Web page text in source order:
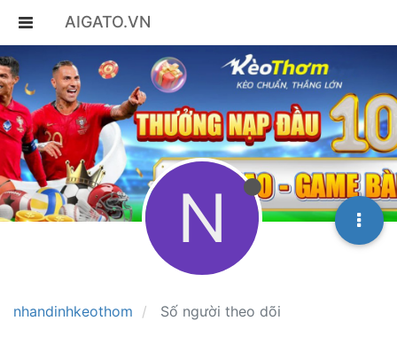
AIGATO.VN
nhandinhkeothom Số người theo dõi
N